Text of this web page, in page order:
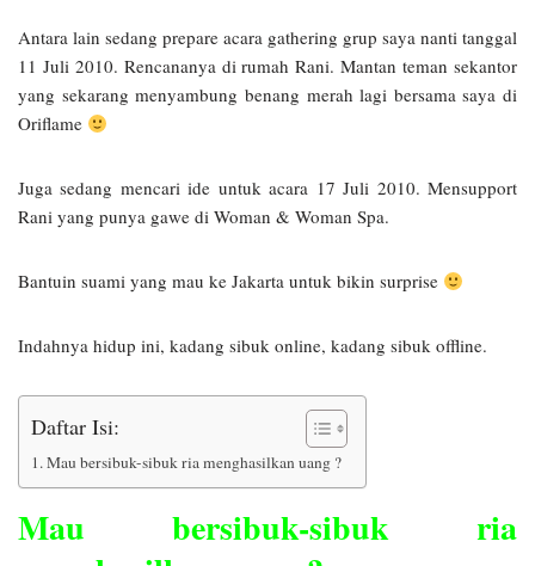
Antara lain sedang prepare acara gathering grup saya nanti tanggal
11 Juli 2010. Rencananya di rumah Rani. Mantan teman sekantor
yang sekarang menyambung benang merah lagi bersama saya di
Oriflame
Juga sedang mencari ide untuk acara 17 Juli 2010. Mensupport
Rani yang punya gawe di Woman & Woman Spa.
Bantuin suami yang mau ke Jakarta untuk bikin surprise
Indahnya hidup ini, kadang sibuk online, kadang sibuk offline.
Daftar Isi:
Mau bersibuk-sibuk ria menghasilkan uang ?
Mau bersibuk-sibuk ria